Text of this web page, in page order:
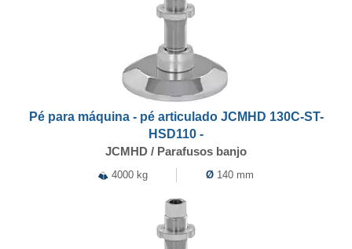
Pé para máquina - pé articulado JCMHD 130C-ST-
HSD110 -
JCMHD / Parafusos banjo
4000 kg Ø 140 mm